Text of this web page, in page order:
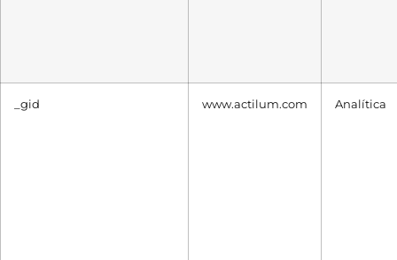
_gid www.actilum.com Analítica